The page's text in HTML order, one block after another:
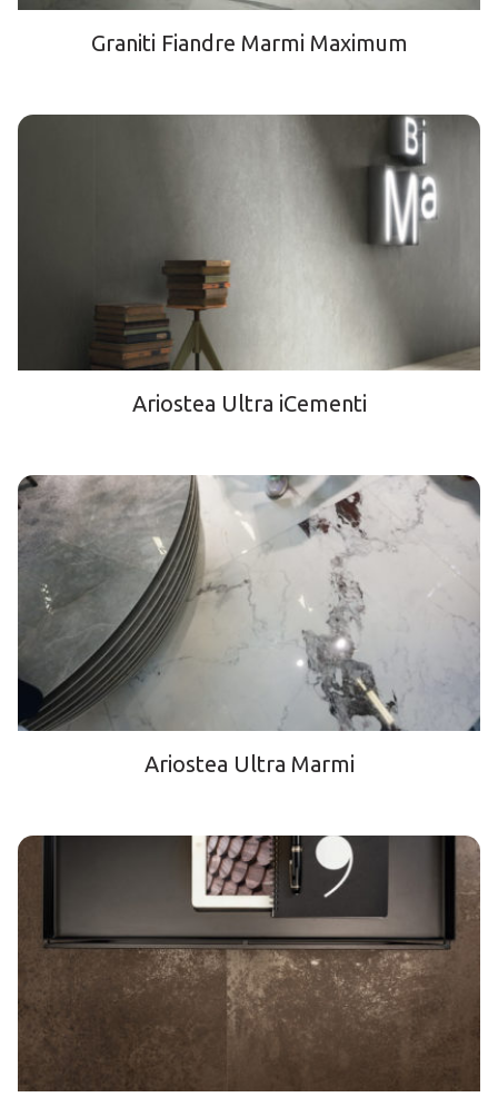
Graniti Fiandre Marmi Maximum
Ariostea Ultra iCementi
Ariostea Ultra Marmi